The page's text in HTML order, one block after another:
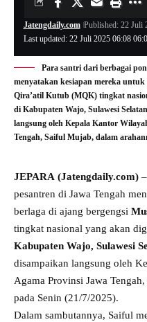
Last updated: 22 Juli 2025 06:08
Jatengdaily.com Published: 22 Juli
Para santri dari berbagai
menyatakan kesiapan mereka
Qira’atil Kutub (MQK) tingkat
di Kabupaten Wajo, Sulawesi
langsung oleh Kepala Kantor
Tengah, Saiful Mujab, dalam
JEPARA (Jatengdaily.com)
pesantren di Jawa Tengah
berlaga di ajang bergengsi
tingkat nasional yang akan
Kabupaten Wajo, Sulawesi
disampaikan langsung oleh
Agama Provinsi Jawa Tengah,
pada Senin (21/7/2025).
Dalam sambutannya, Saiful